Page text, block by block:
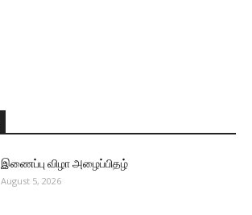
இணைப்பு விழா அழைப்பிதழ்
August 5, 2026